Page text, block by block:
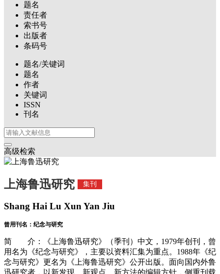
题名
责任者
索书号
出版者
条码号
题名/关键词
题名
作者
关键词
ISSN
刊名
高级检索
上海鲁迅研究 集刊
Shang Hai Lu Xun Yan Jiu
曾用刊名：纪念与研究
简 介：《上海鲁迅研究》（季刊）中文，1979年创刊，曾
用名为《纪念与研究》，主要以资料汇集为重点。1988年《纪
念与研究》更名为《上海鲁迅研究》公开出版。面向国内外鲁